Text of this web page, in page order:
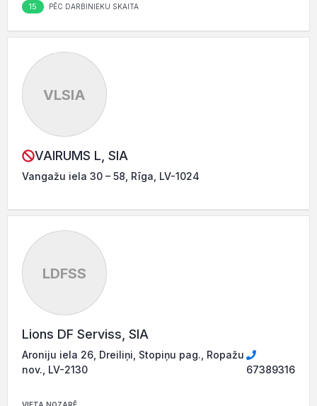
15 PĒC DARBINIEKU SKAITA
VLSIA
VAIRUMS L, SIA
Vangažu iela 30 – 58, Rīga, LV-1024
LDFSS
Lions DF Serviss, SIA
Aroniju iela 26, Dreiliņi, Stopiņu pag., Ropažu
nov., LV-2130
67389316